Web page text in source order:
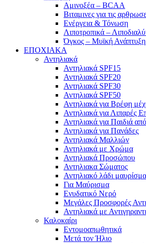
Αμινοξέα – BCAA
Βιταμινες για τις
Ενέργεια & Τόνωση
Λιποτροπικά –
Όγκος – Μυϊκή Ανάπτυξη
ΕΠΟΧΙΑΚΑ
Αντηλιακά
Αντηλιακά SPF15
Αντηλιακά SPF20
Αντηλιακά SPF30
Αντηλιακά SPF50
Αντηλιακά για Βρέφη
Αντηλιακά για Λιπαρές
Αντηλιακά για Παιδιά
Αντηλιακά για Πανάδες
Αντηλιακά Μαλλιών
Αντηλιακά με Χρώμα
Αντηλιακά Προσώπου
Αντηλιακα Σώματος
Αντηλιακό λάδι
Για Μαύρισμα
Ενυδατικό Νερό
Μεγάλες Προσφορές
Αντηλιακά με
Καλοκαίρι
Εντομοαπωθητικά
Μετά τον Ήλιο